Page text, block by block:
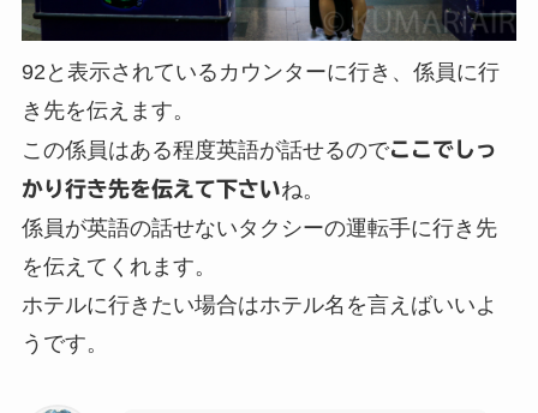
92と表示されているカウンターに行き、係員に行
き先を伝えます。
この係員はある程度英語が話せるのでここでしっ
かり行き先を伝えて下さいね。
係員が英語の話せないタクシーの運転手に行き先
を伝えてくれます。
ホテルに行きたい場合はホテル名を言えばいいよ
うです。